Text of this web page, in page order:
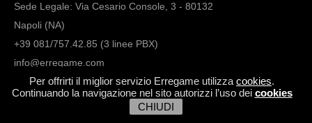
Per offrirti il miglior servizio Erregame utilizza cookies.
Continuando la navigazione nel sito autorizzi l’uso dei cookies
CHIUDI
Sede Legale: Via Cesario Console, 3 - 80132
Napoli (NA)
+39 081/757.42.85 (3 linee PBX)
info@erregame.com